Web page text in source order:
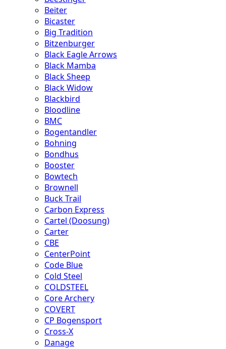
Beiter
Bicaster
Big Tradition
Bitzenburger
Black Eagle Arrows
Black Mamba
Black Sheep
Black Widow
Blackbird
Bloodline
BMC
Bogentandler
Bohning
Bondhus
Booster
Bowtech
Brownell
Buck Trail
Carbon Express
Cartel (Doosung)
Carter
CBE
CenterPoint
Code Blue
Cold Steel
COLDSTEEL
Core Archery
COVERT
CP Bogensport
Cross-X
Danage